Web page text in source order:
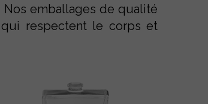
emballages de qualité
respectent le corps et